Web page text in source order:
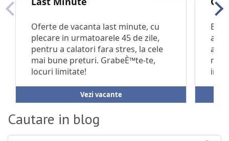
Cautare in blog